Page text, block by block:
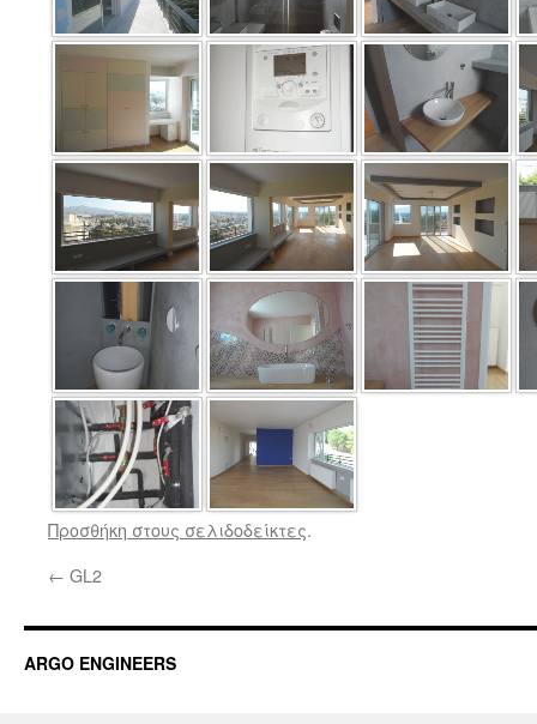
Προσθήκη στους σελιδοδείκτες.
← GL2
ARGO ENGINEERS